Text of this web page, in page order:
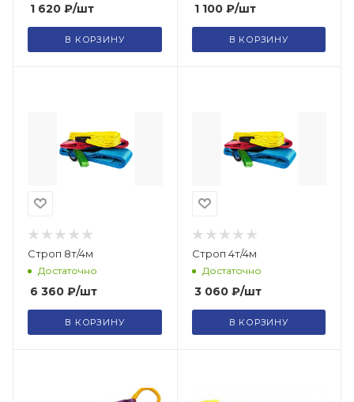
1 620 ₽/шт
В КОРЗИНУ
1 100₽/шт
В КОРЗИНУ
Строп 8т/4м
Достаточно
6 360 ₽/шт
В КОРЗИНУ
Строп 4т/4м
Достаточно
3 060₽/шт
В КОРЗИНУ